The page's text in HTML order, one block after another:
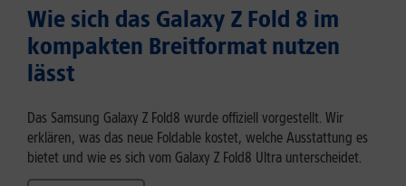
Wie sich das Galaxy Z Fold 8 im
kompakten Breitformat nutzen
lässt
Das Samsung Galaxy Z Fold8 wurde offiziell vorgestellt. Wir
erklären, was das neue Foldable kostet, welche Ausstattung es
bietet und wie es sich vom Galaxy Z Fold8 Ultra unterscheidet.